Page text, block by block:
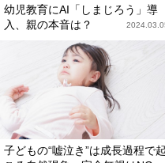
幼児教育にAI「しまじろう」導
入、親の本音は？
子どもの“嘘泣き”は成長過程で起